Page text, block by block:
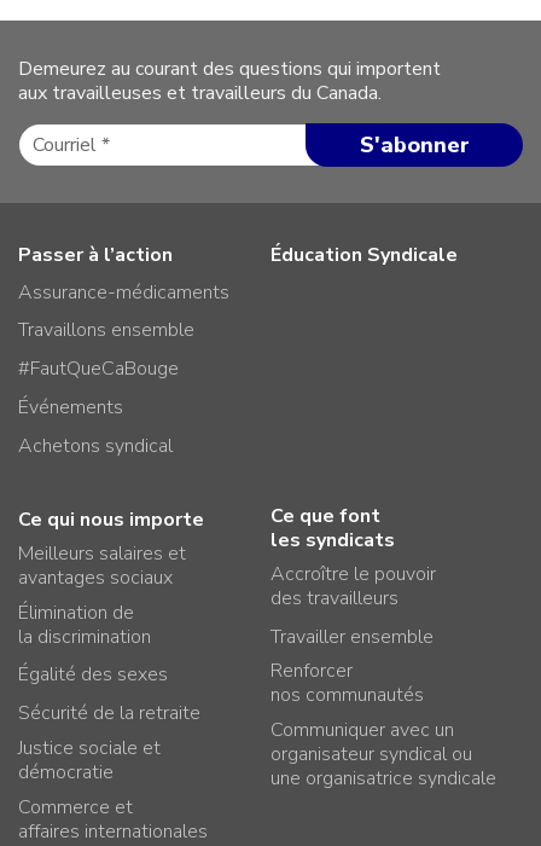
Demeurez au courant des questions qui importent
aux travailleuses et travailleurs du Canada.
Passer à l’action
Assurance-médicaments
Travaillons ensemble
#FautQueCaBouge
Événements
Achetons syndical
Éducation Syndicale
Ce qui nous importe
Meilleurs salaires et
avantages sociaux
Élimination de
la discrimination
Égalité des sexes
Sécurité de la retraite
Justice sociale et
démocratie
Commerce et
affaires internationales
Ce que font
les syndicats
Accroître le pouvoir
des travailleurs
Travailler ensemble
Renforcer
nos communautés
Communiquer avec un
organisateur syndical ou
une organisatrice syndicale